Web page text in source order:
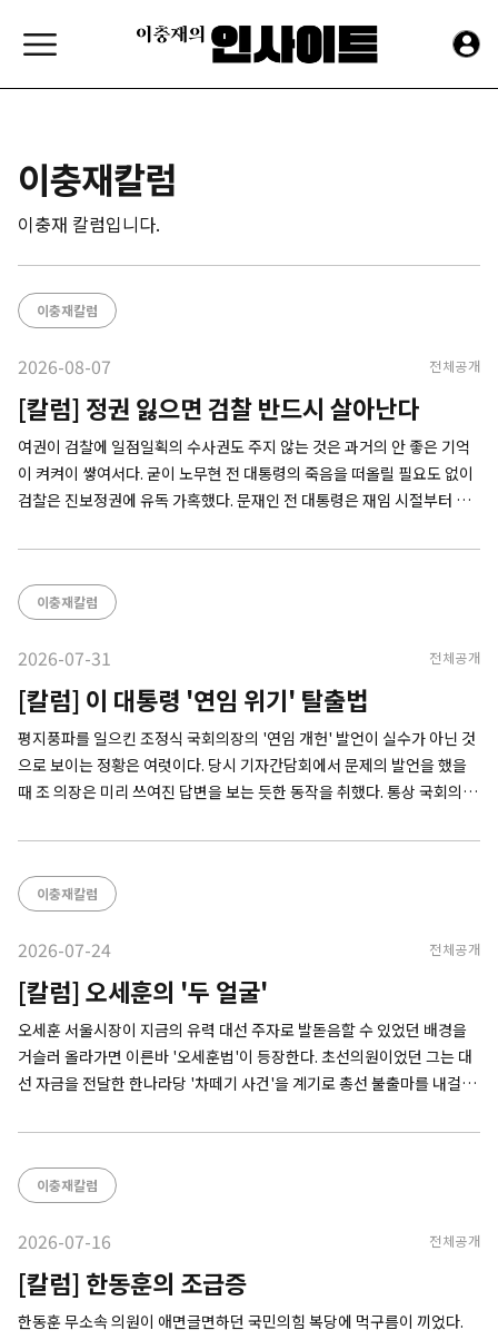
이충재칼럼
이충재 칼럼입니다.
이충재칼럼
2026-08-07 전체공개
[칼럼] 정권 잃으면 검찰 반드시 살아난다
여권이 검찰에 일점일획의 수사권도 주지 않는 것은 과거의 안 좋은 기억
이 켜켜이 쌓여서다. 굳이 노무현 전 대통령의 죽음을 떠올릴 필요도 없이
검찰은 진보정권에 유독 가혹했다. 문재인 전 대통령은 재임 시절부터 검
검찰'이 총동원돼 온갖 혐의를 뒤집어씌운 이재명이 대통령이 된 것 자체
가
이충재칼럼
2026-07-31 전체공개
[칼럼] 이 대통령 '연임 위기' 탈출법
평지풍파를 일으킨 조정식 국회의장의 '연임 개헌' 발언이 실수가 아닌 것
으로 보이는 정황은 여럿이다. 당시 기자간담회에서 문제의 발언을 했을
때 조 의장은 미리 쓰여진 답변을 보는 듯한 동작을 취했다. 통상 국회의장
예상 질문과 답변이 정해진다. 개헌의 필요성을 촉구하는 자리에서 진작
부터 논란이 됐던
이충재칼럼
2026-07-24 전체공개
[칼럼] 오세훈의 '두 얼굴'
오세훈 서울시장이 지금의 유력 대선 주자로 발돋음할 수 있었던 배경을
거슬러 올라가면 이른바 '오세훈법'이 등장한다. 초선의원이었던 그는 대
선 자금을 전달한 한나라당 '차떼기 사건'을 계기로 총선 불출마를 내걸며
'깨끗한 정치인' 이미지를 대중에 각인시킨 그는 얼마 후 서울시장에 당선
됐다. 그로부터 20년이 지나 '5선 서울시장'이라는
이충재칼럼
2026-07-16 전체공개
[칼럼] 한동훈의 조급증
한동훈 무소속 의원이 애면글면하던 국민의힘 복당에 먹구름이 끼었다.